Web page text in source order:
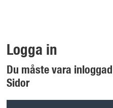
Logga in
Du måste vara
Sidor